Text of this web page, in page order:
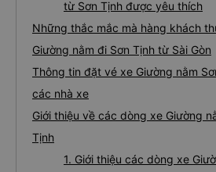
từ Sơn Tịnh được yêu thích
Những thắc mắc mà hàng khách
Giường nằm đi Sơn Tịnh từ Sài Gòn
Thông tin đặt vé xe Giường nằm
các nhà xe
Giới thiệu về các dòng xe Giường
Tịnh
1. Giới thiệu các dòng xe